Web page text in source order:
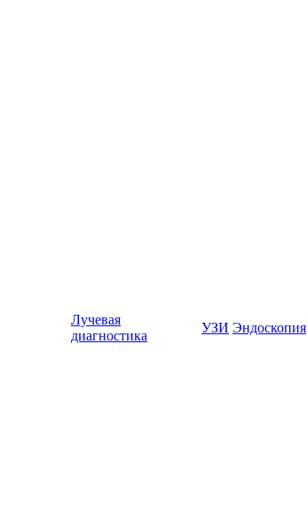
Лучевая
диагностика
УЗИ Эндоскопия